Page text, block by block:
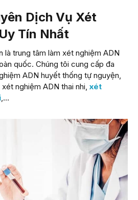
Dịch Vụ Xét
Tín Nhất
là trung tâm làm xét nghiệm ADN
quốc. Chúng tôi cung cấp đa
ADN huyết thống tự nguyện,
nghiệm ADN thai nhi, xét
,…